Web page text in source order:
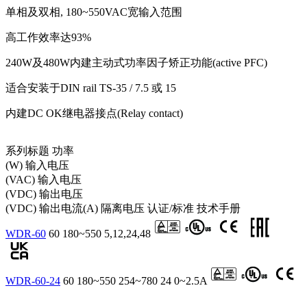
单相及双相, 180~550VAC宽输入范围
高工作效率达93%
240W及480W内建主动式功率因子矫正功能(active PFC)
适合安装于DIN rail TS-35 / 7.5 或 15
内建DC OK继电器接点(Relay contact)
系列标题 功率
(W) 输入电压
(VAC) 输入电压
(VDC) 输出电压
(VDC) 输出电流(A) 隔离电压 认证/标准 技术手册
WDR-60 60 180~550 5,12,24,48
WDR-60-24 60 180~550 254~780 24 0~2.5A